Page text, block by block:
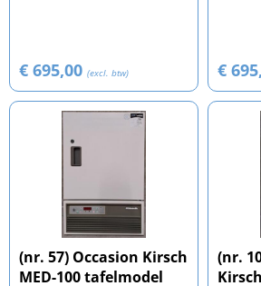
€ 695,00 (excl. btw) €
(nr. 57) Occasion Kirsch
MED-100 tafelmodel
(nr.